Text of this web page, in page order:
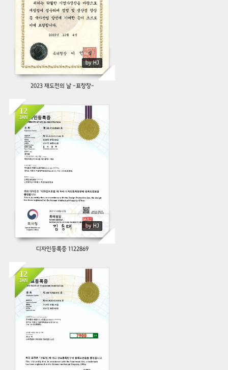
by HJ
2023 재도전의 날 -표창장-
12
JAN
by HJ
514
디자인등록증 1122869
12
JAN
592